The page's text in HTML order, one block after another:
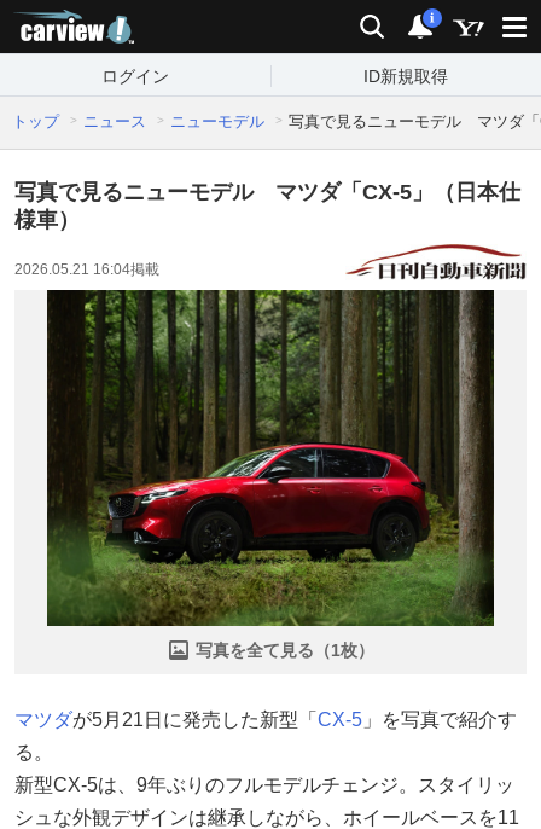
検索 通知
i
ログイン ID新規取得
トップ ニュース ニューモデル 写真で見るニューモデル マツダ
写真で見るニューモデル マツダ「CX-5」（日本仕
様車）
2026.05.21 16:04掲載
写真を全て見る（1枚）
マツダが5月21日に発売した新型「 CX-5 」を写真で紹介す
る。
新型CX-5は、9年ぶりのフルモデルチェンジ。スタイリッ
シュな外観デザインは継承しながら、ホイールベースを11